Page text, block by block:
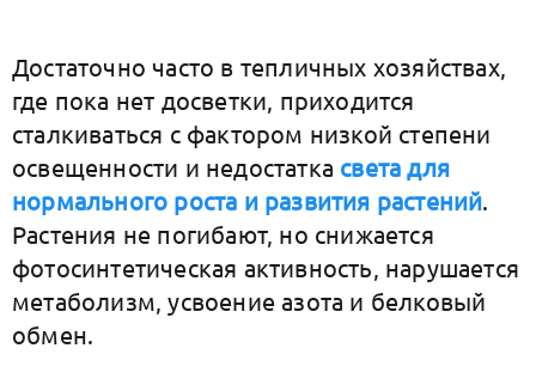
Достаточно часто в тепличных хозяйствах,
где пока нет досветки, приходится
сталкиваться с фактором низкой степени
освещенности и недостатка света для
нормального роста и развития растений.
Растения не погибают, но снижается
фотосинтетическая активность, нарушается
метаболизм, усвоение азота и белковый
обмен.